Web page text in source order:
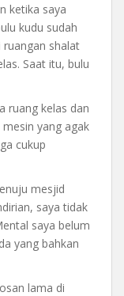
ketika saya
kudu sudah
shalat
Saat itu, bulu
ruang kelas dan
yang agak
cukup
mesjid
saya tidak
saya belum
yang bahkan
lama di